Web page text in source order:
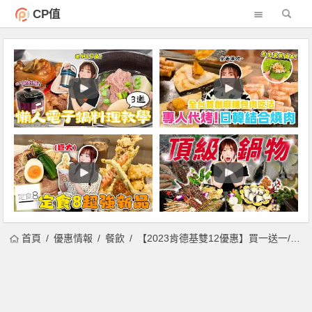
CP值
首頁 優惠情報 餐飲 【2023肯德基雙12優惠】買一送一/優惠代碼/蛋塔優惠/菜單整理